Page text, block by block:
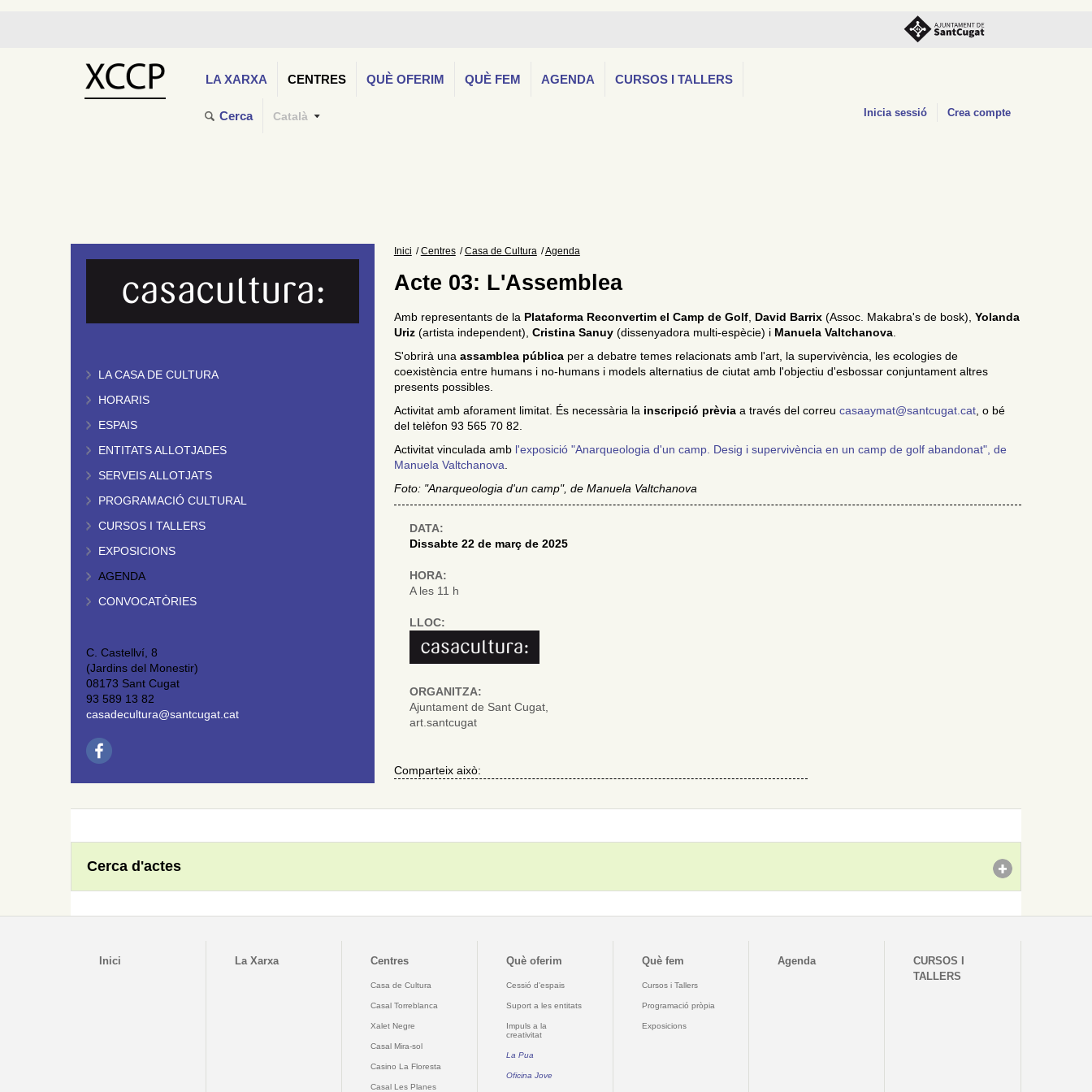
LA XARXA CENTRES QUÈ OFERIM QUÈ FEM AGENDA CURSOS I TALLERS
Cerca Català Inicia sessió Crea compte
LA CASA DE CULTURA
HORARIS
ESPAIS
ENTITATS ALLOTJADES
SERVEIS ALLOTJATS
PROGRAMACIÓ CULTURAL
CURSOS I TALLERS
EXPOSICIONS
AGENDA
CONVOCATÒRIES
C. Castellví, 8
(Jardins del Monestir)
08173 Sant Cugat
93 589 13 82
casadecultura@santcugat.cat
Inici Centres Casa de Cultura Agenda
Acte 03: L'Assemblea
Amb representants de la Plataforma Reconvertim el Camp de Golf, David Barrix(Assoc. Makabra's de bosk), Yolanda
Uriz(artista independent), Cristina Sanuy(dissenyadora multi-espècie) i Manuela Valtchanova.
S'obrirà una assamblea públicaper a debatre temes relacionats amb l'art, la supervivència, les ecologies de
coexistència entre humans i no-humans i models alternatius de ciutat amb l'objectiu d'esbossar conjuntament altres
presents possibles.
Activitat amb aforament limitat. És necessària la inscripció prèviaa través del correu casaaymat@santcugat.cat, o bé
del telèfon 93 565 70 82.
Activitat vinculada amb l'exposició "Anarqueologia d'un camp. Desig i supervivència en un camp de golf abandonat", de
Manuela Valtchanova.
Foto: "Anarqueologia d'un camp", de Manuela Valtchanova
DATA:
Dissabte 22 de març de 2025
HORA:
A les 11 h
LLOC:
ORGANITZA:
Ajuntament de Sant Cugat,
art.santcugat
Comparteix això:
Cerca d'actes
Inici La Xarxa Centres
Casa de Cultura
Casal Torreblanca
Xalet Negre
Casal Mira-sol
Casino La Floresta
Casal Les Planes
Què oferim
Cessió d'espais
Suport a les entitats
Impuls a la
creativitat
La Pua
Oficina Jove
Què fem
Cursos i Tallers
Programació pròpia
Exposicions
Agenda
CURSOS I
TALLERS